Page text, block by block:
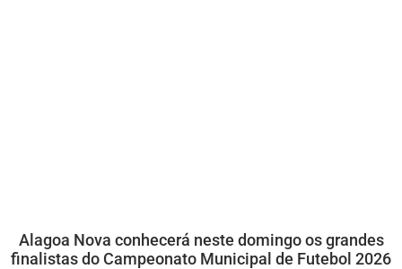
Alagoa Nova conhecerá neste domingo os grandes
finalistas do Campeonato Municipal de Futebol 2026